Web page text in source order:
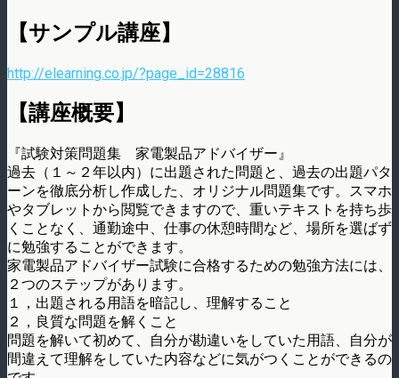
【サンプル講座】
http://elearning.co.jp/?page_id=28816
【講座概要】
『試験対策問題集 家電製品アドバイザー』
過去（１～２年以内）に出題された問題と、過去の出題パタ
ーンを徹底分析し作成した、オリジナル問題集です。スマホ
やタブレットから閲覧できますので、重いテキストを持ち歩
くことなく、通勤途中、仕事の休憩時間など、場所を選ばず
に勉強することができます。
家電製品アドバイザー試験に合格するための勉強方法には、
２つのステップがあります。
１，出題される用語を暗記し、理解すること
２，良質な問題を解くこと
問題を解いて初めて、自分が勘違いをしていた用語、自分が
間違えて理解をしていた内容などに気がつくことができるの